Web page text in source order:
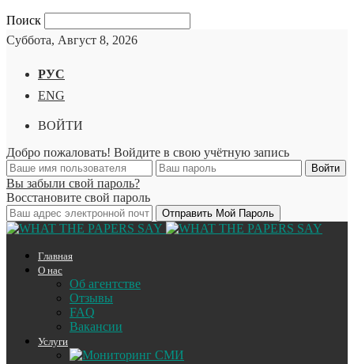
Поиск
Суббота, Август 8, 2026
РУС
ENG
ВОЙТИ
Добро пожаловать! Войдите в свою учётную запись
Вы забыли свой пароль?
Восстановите свой пароль
Главная
О нас
Об агентстве
Отзывы
FAQ
Вакансии
Услуги